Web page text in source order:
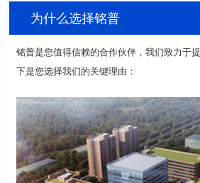
为什么选择铭普
下是您选择我们的关键理由：